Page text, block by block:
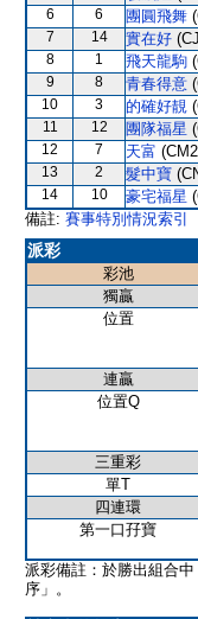
6 6 團圓飛舞
7 14 實在好
8 1 飛天龍駒
9 8 青春得意
10 3 的確好靚
11 12 團隊福星
12 7 天富
13 2 髮中寶
14 10 豪宅福星
備註: 賽事特別情況索引
派彩
彩池
獨贏
位置
連贏
位置Q
三重彩
單T
四連環
第一口孖寶
派彩備註：於勝出組合
序」。